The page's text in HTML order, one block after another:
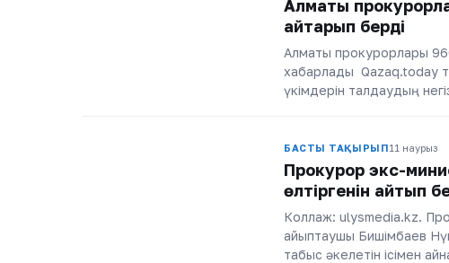
Алматы
қайтарып берді
Алматы прокурорлары
хабарлады Qazaq.today
үкімдерін талдаудың
БАСТЫ ТАҚЫРЫП11 наурыз
Прокурор экс-
өлтіргенін айтып
Коллаж: ulysmedia.kz.
айыптаушы Бишімбаев
табыс әкелетін ісімен